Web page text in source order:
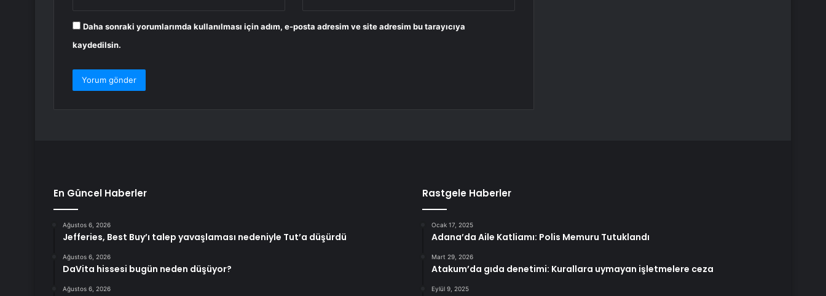
Daha sonraki yorumlarımda kullanılması için adım, e-posta adresim ve site adresim bu tarayıcıya
kaydedilsin.
En Güncel Haberler
Ağustos 6, 2026
Jefferies, Best Buy’ı talep yavaşlaması nedeniyle Tut’a düşürdü
Ağustos 6, 2026
DaVita hissesi bugün neden düşüyor?
Ağustos 6, 2026
Rastgele Haberler
Ocak 17, 2025
Adana’da Aile Katliamı: Polis Memuru Tutuklandı
Mart 29, 2026
Atakum’da gıda denetimi: Kurallara uymayan işletmelere ceza
Eylül 9, 2025